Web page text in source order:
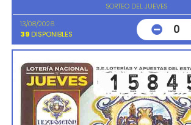
SORTEO DEL JUEVES
13/08/2026
39 DISPONIBLES 0